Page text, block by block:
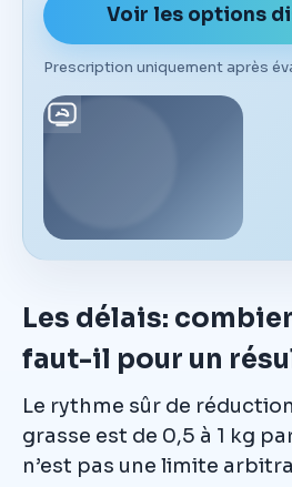
Voir les options
Prescription uniquement après
Les délais:
faut-il pour un
Le rythme sûr de
grasse est de 0,5 à 1 kg
n’est pas une limite